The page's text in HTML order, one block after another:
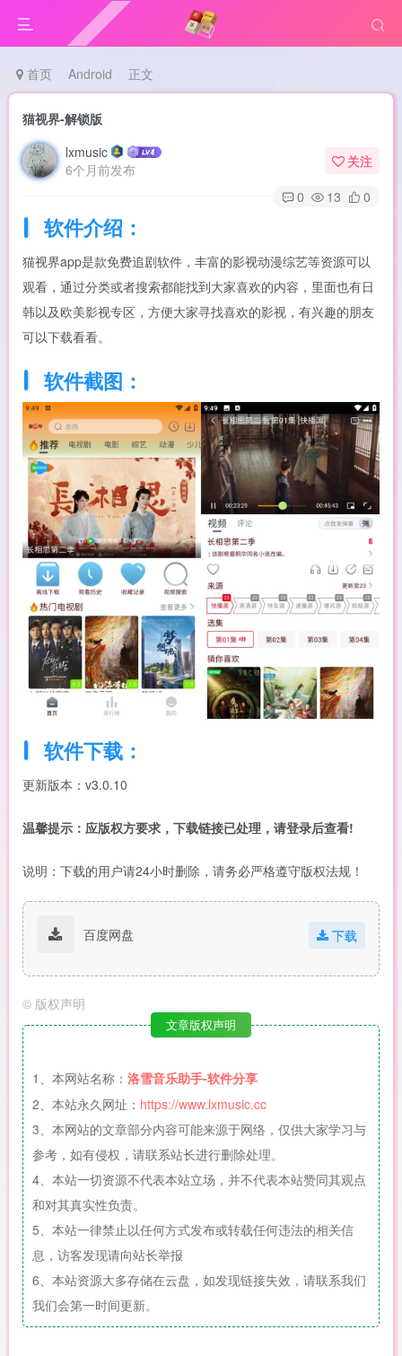
首页 Android 正文
猫视界-解锁版
lxmusic
6个月前发布
关注
0
13 0
软件介绍：
猫视界app是款免费追剧软件，丰富的影视动漫综艺等资源可以
观看，通过分类或者搜索都能找到大家喜欢的内容，里面也有日
韩以及欧美影视专区，方便大家寻找喜欢的影视，有兴趣的朋友
可以下载看看。
软件截图：
软件下载：
更新版本：v3.0.10
温馨提示：应版权方要求，下载链接已处理，请登录后查看!
说明：下载的用户请24小时删除，请务必严格遵守版权法规！
百度网盘 下载
© 版权声明
文章版权声明
1、本网站名称： 洛雪音乐助手-软件分享
2、本站永久网址： https://www.lxmusic.cc
3、本网站的文章部分内容可能来源于网络，仅供大家学习与
参考，如有侵权，请联系站长进行删除处理。
4、本站一切资源不代表本站立场，并不代表本站赞同其观点
和对其真实性负责。
5、本站一律禁止以任何方式发布或转载任何违法的相关信
息，访客发现请向站长举报
6、本站资源大多存储在云盘，如发现链接失效，请联系我们
我们会第一时间更新。